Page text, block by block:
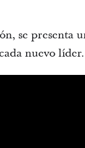
se presenta
nuevo líder.